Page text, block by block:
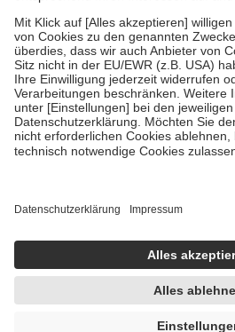
stärken und die besondere Stellung der
fallenkeine Zuzahlungenan bei:
• Kindern und Jugendlichen bis zum
mit Ausnahme der Fahrkosten
• Untersuchungen zur Vorsorge und
GKV getragen werden
• empfohlenen Schutzimpfungen
• Harn- und Blutteststreifen
getroffen, um sicherzustellen, dass es
https://help.etrusted.com/hc/de/
Einige Bilder und Inhalte wurden unter